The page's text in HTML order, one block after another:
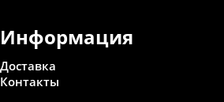
Информация
Доставка
Контакты